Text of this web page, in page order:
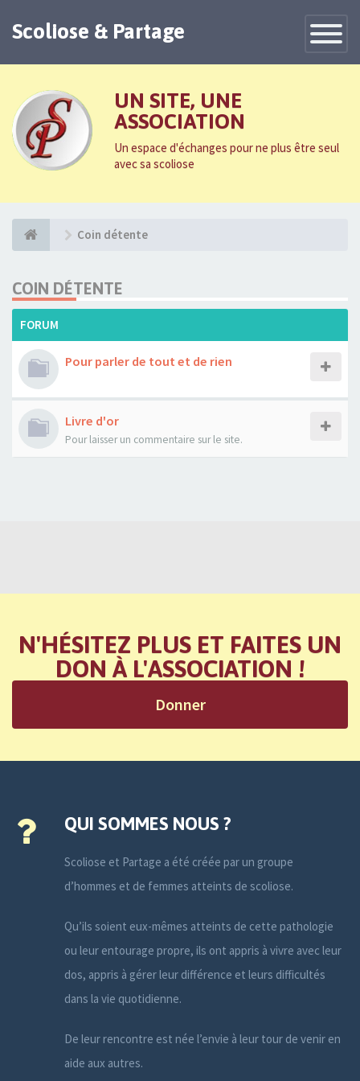
Toggle
Scoliose & Partage
UN SITE, UNE
ASSOCIATION
Un espace d'échanges pour ne plus être seul
avec sa scoliose
Coin détente
COIN DÉTENTE
FORUM
Pour parler de tout et de rien
Livre d'or
Pour laisser un commentaire sur le site.
N'HÉSITEZ PLUS ET FAITES UN
DON À L'ASSOCIATION !
Donner
QUI SOMMES NOUS ?
Scoliose et Partage a été créée par un groupe
d’hommes et de femmes atteints de scoliose.
Qu’ils soient eux-mêmes atteints de cette pathologie
ou leur entourage propre, ils ont appris à vivre avec leur
dos, appris à gérer leur différence et leurs difficultés
dans la vie quotidienne.
De leur rencontre est née l’envie à leur tour de venir en
aide aux autres.